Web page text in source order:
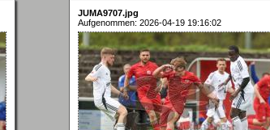
JUMA9707.jpg
Aufgenommen: 2026-04-19 19:16:02